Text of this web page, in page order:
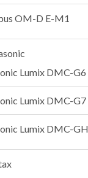
OM-D E-M1
Lumix DMC-G6
Lumix DMC-G7
Lumix DMC-